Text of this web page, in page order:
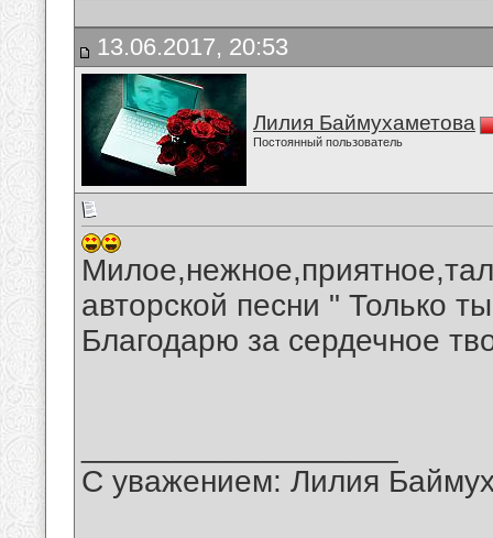
13.06.2017, 20:53
Лилия Баймухаметова
Постоянный пользователь
авторской песни " Только
Благодарю за сердечное
С уважением: Лилия